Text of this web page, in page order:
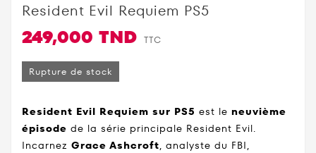
Resident Evil Requiem PS5
249,000 TND TTC
Rupture de stock
Resident Evil Requiem sur PS5 est le neuvième
épisode de la série principale Resident Evil.
Incarnez Grace Ashcroft, analyste du FBI,